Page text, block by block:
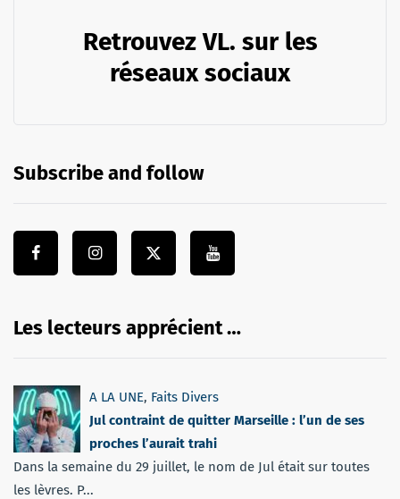
Retrouvez VL. sur les
réseaux sociaux
Subscribe and follow
Les lecteurs apprécient …
A LA UNE, Faits Divers
Jul contraint de quitter Marseille : l’un de ses
proches l’aurait trahi
Dans la semaine du 29 juillet, le nom de Jul était sur toutes
les lèvres. P...